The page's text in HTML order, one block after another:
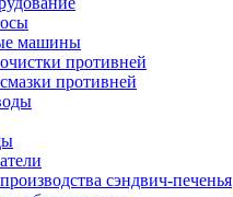
машины
противней
противней
сэндвич-печенья